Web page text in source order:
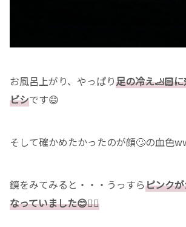
お風呂上がり、やっぱり足の冷え🦶🏻
ビシです😄
そして確かめたかったのが顔🙄の血色
鏡をみてみると・・・うっすらピンク
なっていました😊👍🏻